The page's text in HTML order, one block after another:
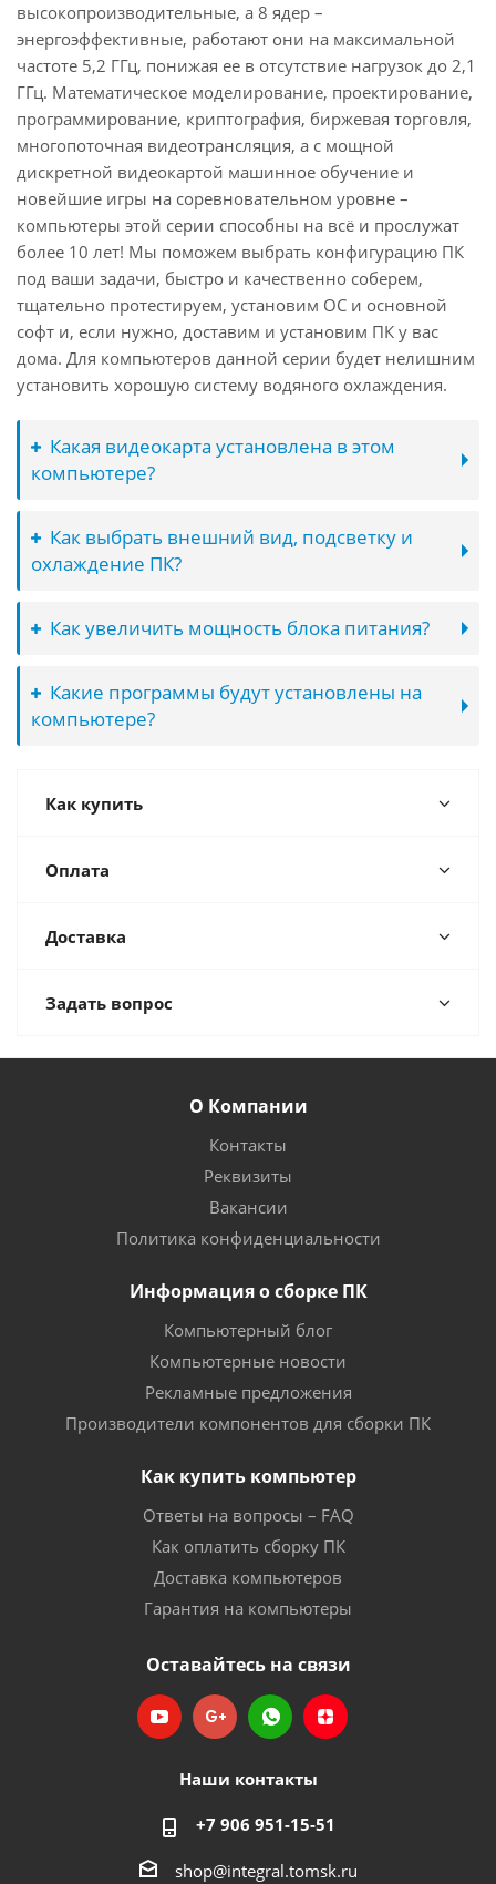
высокопроизводительные, а 8 ядер –
энергоэффективные, работают они на максимальной
частоте 5,2 ГГц, понижая ее в отсутствие нагрузок до 2,1
ГГц. Математическое моделирование, проектирование,
программирование, криптография, биржевая торговля,
многопоточная видеотрансляция, а с мощной
дискретной видеокартой машинное обучение и
новейшие игры на соревновательном уровне –
компьютеры этой серии способны на всё и прослужат
более 10 лет! Мы поможем выбрать конфигурацию ПК
под ваши задачи, быстро и качественно соберем,
тщательно протестируем, установим ОС и основной
софт и, если нужно, доставим и установим ПК у вас
дома. Для компьютеров данной серии будет нелишним
установить хорошую систему водяного охлаждения.
Какая видеокарта установлена в этом
компьютере?
Как выбрать внешний вид, подсветку и
охлаждение ПК?
Как увеличить мощность блока питания?
Какие программы будут установлены на
компьютере?
Как купить
Оплата
Доставка
Задать вопрос
О Компании
Контакты
Реквизиты
Вакансии
Политика конфиденциальности
Информация о сборке ПК
Компьютерный блог
Компьютерные новости
Рекламные предложения
Производители компонентов для сборки ПК
Как купить компьютер
Ответы на вопросы – FAQ
Как оплатить сборку ПК
Доставка компьютеров
Гарантия на компьютеры
Оставайтесь на связи
Наши контакты
+7 906 951-15-51
shop@integral.tomsk.ru